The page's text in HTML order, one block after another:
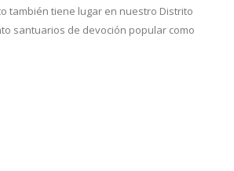
también tiene lugar en nuestro Distrito
santuarios de devoción popular como